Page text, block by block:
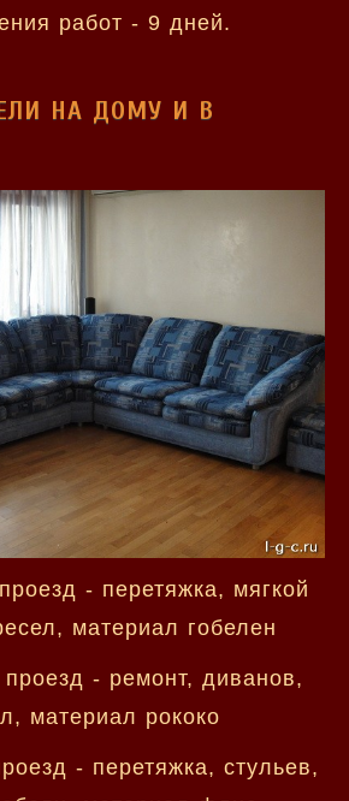
работ - 9 дней.
НА ДОМУ И В